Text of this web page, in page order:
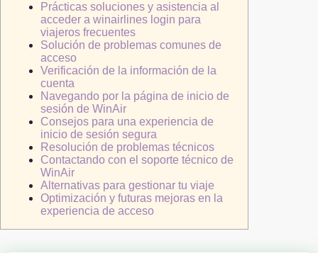
Prácticas soluciones y asistencia al
acceder a winairlines login para
viajeros frecuentes
Solución de problemas comunes de
acceso
Verificación de la información de la
cuenta
Navegando por la página de inicio de
sesión de WinAir
Consejos para una experiencia de
inicio de sesión segura
Resolución de problemas técnicos
Contactando con el soporte técnico de
WinAir
Alternativas para gestionar tu viaje
Optimización y futuras mejoras en la
experiencia de acceso